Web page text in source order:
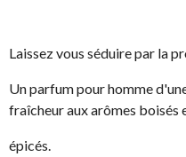
Laissez vous séduire par la
Un parfum pour homme
fraîcheur aux arômes boisés
épicés.